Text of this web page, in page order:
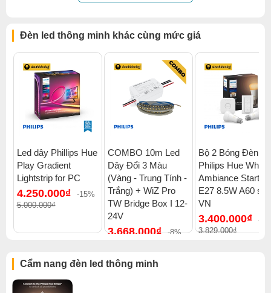
Đèn led thông minh khác cùng mức giá
Led dây Phillips Hue
Play Gradient
Lightstrip for PC
4.250.000₫
-15%
5.000.000₫
COMBO 10m Led
Dây Đổi 3 Màu
(Vàng - Trung Tính -
Trắng) + WiZ Pro
TW Bridge Box I 12-
24V
3.668.000₫
-8%
Bộ 2 Bóng Đèn
Philips Hue White
Ambiance Starter
E27 8.5W A60 set
VN
3.400.000₫
-
3.829.000₫
Cẩm nang đèn led thông minh